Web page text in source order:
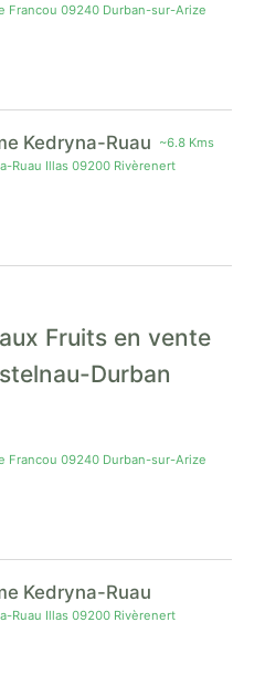
Francou 09240 Durban-sur-Arize
Kedryna-Ruau
~6.8 Kms
Ruau Illas 09200 Rivèrenert
Fruits en vente
Durban
Francou 09240 Durban-sur-Arize
Kedryna-Ruau
Ruau Illas 09200 Rivèrenert